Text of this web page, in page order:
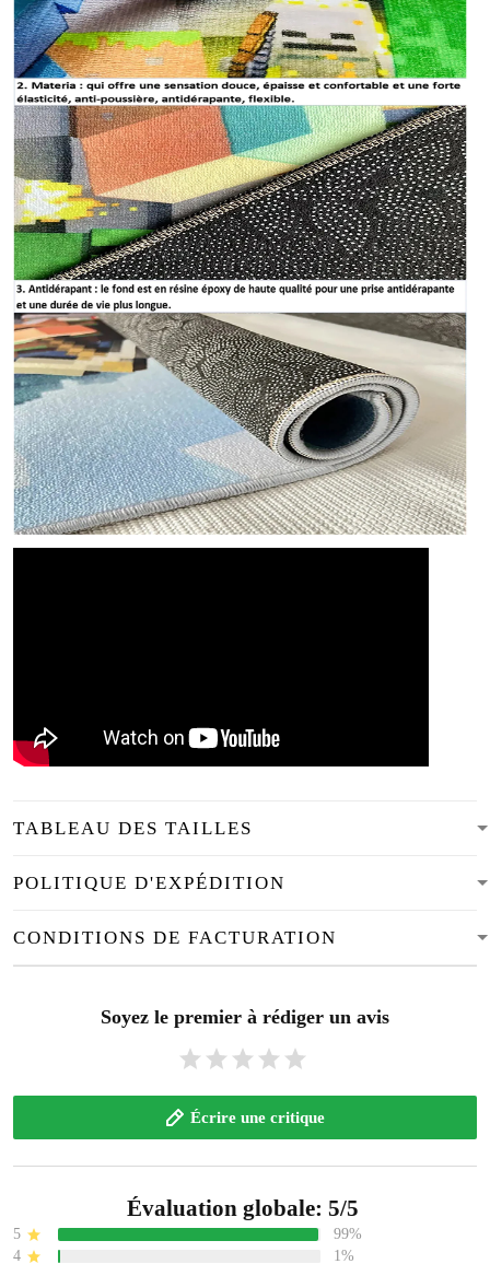
TABLEAU DES TAILLES
POLITIQUE D'EXPÉDITION
CONDITIONS DE FACTURATION
Soyez le premier à rédiger un avis
Écrire une critique
Évaluation globale: 5/5
5
99%
4
1%